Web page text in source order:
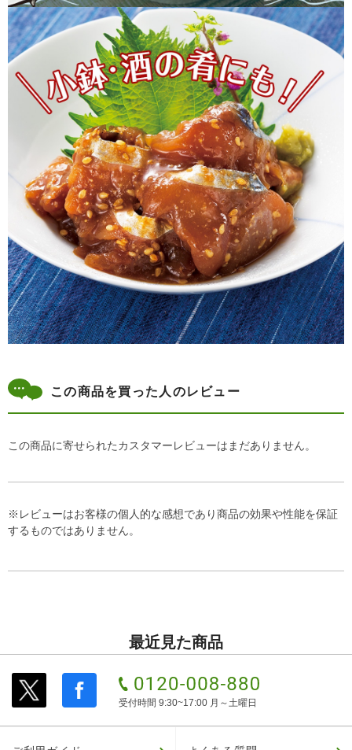
この商品を買った人のレビュー
この商品に寄せられたカスタマーレビューはまだありません。
※レビューはお客様の個人的な感想であり商品の効果や性能を保証
するものではありません。
最近見た商品
受付時間 9:30~17:00 月～土曜日